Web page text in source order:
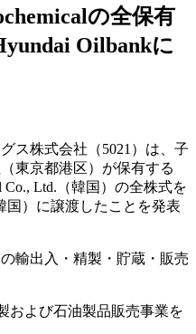
の全保有
Oilbankに
ス株式会社（5021）は、子
東京都港区）が保有する
Co., Ltd.（韓国）の全株式を
国）に譲渡したことを発表
輸出入・精製・貯蔵・販売
および石油製品販売事業を